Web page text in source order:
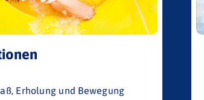
Erholung und Bewegung